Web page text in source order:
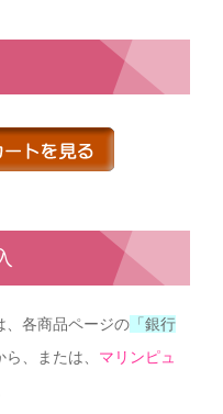
、各商品ページの 「銀行
ら、または、 マリンピュ